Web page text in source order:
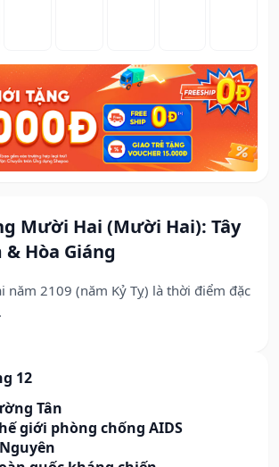
Mười Hai (Mười Hai): Tây
& Hòa Giáng
năm 2109 (năm Kỷ Tỵ) là thời điểm đặc
12
Tân
giới phòng chống AIDS